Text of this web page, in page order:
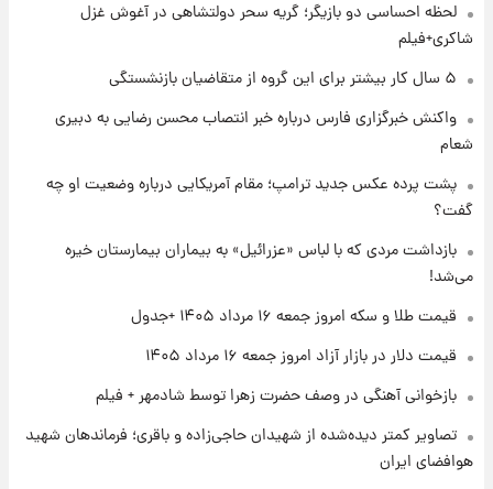
۱ روز پیش
۱ روز پیش
تغییر تند قیمت محصولات ایران‌خودرو و سایپا
امروز پنجشنبه ۱۵ مرداد ۱۴۰۵ +جدول
۱ روز پیش
قیمت طلا و سکه امروز پنجشنبه ۱۵ مرداد ۱۴۰۵
شارژ جدید کالابرگ برای سه دهک؛ جزئیات اعلام
لحظه احساسی دو بازیگر؛ گریه سحر دولتشاهی در آغوش غزل
شاکری+فیلم
۵ سال کار بیشتر برای این گروه از متقاضیان بازنشستگی
واکنش خبرگزاری فارس درباره خبر انتصاب محسن رضایی به دبیری
شعام
پشت پرده عکس جدید ترامپ؛ مقام آمریکایی درباره وضعیت او چه
گفت؟
بازداشت مردی که با لباس «عزرائیل» به بیماران بیمارستان خیره
می‌شد!
قیمت طلا و سکه امروز جمعه ۱۶ مرداد ۱۴۰۵ +جدول
قیمت دلار در بازار آزاد امروز جمعه ۱۶ مرداد ۱۴۰۵
بازخوانی آهنگی در وصف حضرت زهرا توسط شادمهر + فیلم
تصاویر کمتر دیده‌شده از شهیدان حاجی‌زاده و باقری؛ فرماندهان شهید
هوافضای ایران